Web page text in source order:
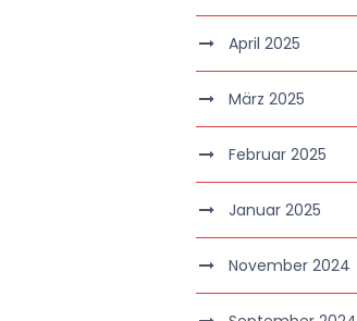
April 2025
März 2025
Februar 2025
Januar 2025
November 2024